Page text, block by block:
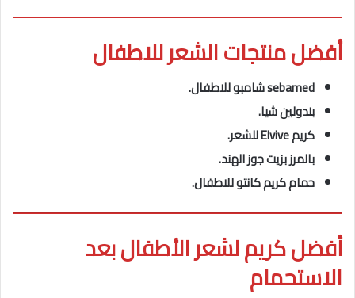
أفضل منتجات الشعر للاطفال
sebamed شامبو للاطفال.
بندولين شيا.
كريم Elvive للشعر.
بالمرز بزيت جوز الهند.
حمام كريم كانتو للاطفال.
أفضل كريم لشعر الأطفال بعد
الاستحمام